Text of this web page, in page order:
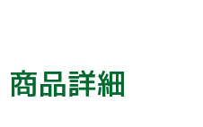
商品詳細